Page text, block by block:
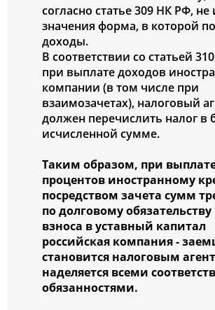
согласно статье 309 НК РФ, не
значения форма, в которой
доходы.
В соответствии со статьей
при выплате доходов
компании (в том числе при
взаимозачетах), налоговый
должен перечислить налог в
исчисленной сумме.
Таким образом, при
процентов иностранному
посредством зачета сумм
по долговому обязательству
взноса в уставный капитал
российская компания -
становится налоговым
наделяется всеми
обязанностями.